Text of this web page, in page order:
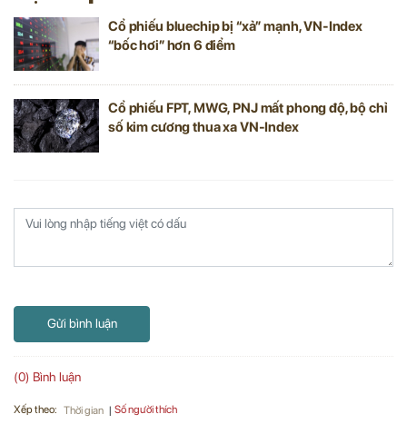
Cổ phiếu bluechip bị “xả” mạnh, VN-Index
“bốc hơi” hơn 6 điểm
Cổ phiếu FPT, MWG, PNJ mất phong độ, bộ chỉ
số kim cương thua xa VN-Index
Gửi bình luận
(0) Bình luận
Xếp theo: Thời gian Số người thích